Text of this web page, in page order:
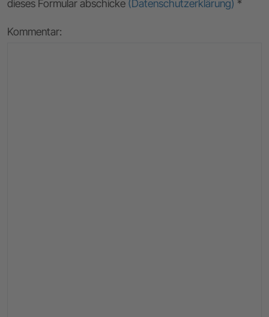
dieses Formular abschicke (Datenschutzerklärung) *
Kommentar: